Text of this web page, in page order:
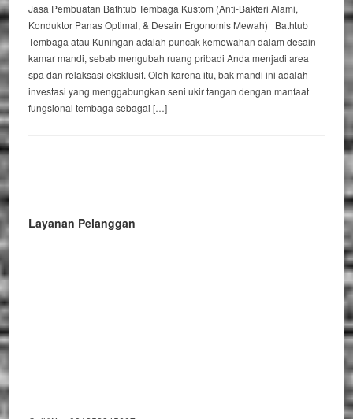
Jasa Pembuatan Bathtub Tembaga Kustom (Anti-Bakteri Alami,
Konduktor Panas Optimal, & Desain Ergonomis Mewah) Bathtub
Tembaga atau Kuningan adalah puncak kemewahan dalam desain
kamar mandi, sebab mengubah ruang pribadi Anda menjadi area
spa dan relaksasi eksklusif. Oleh karena itu, bak mandi ini adalah
investasi yang menggabungkan seni ukir tangan dengan manfaat
fungsional tembaga sebagai […]
Layanan Pelanggan